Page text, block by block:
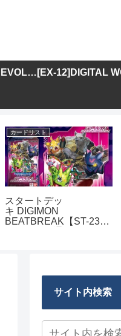
[BT-25]DUAL REVOLUTION
カードリスト
スタートデッ
キ DIGIMON
BEATBREAK【ST-23】
サイト内検索